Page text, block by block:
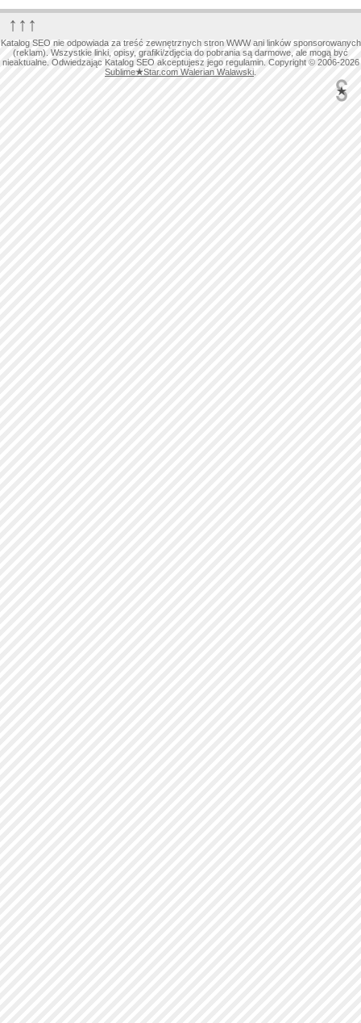
↑↑↑
Katalog SEO nie odpowiada za treść zewnętrznych stron WWW ani linków sponsorowanych
(reklam). Wszystkie linki, opisy, grafiki/zdjęcia do pobrania są darmowe, ale mogą być
nieaktualne. Odwiedzając Katalog SEO akceptujesz jego regulamin. Copyright © 2006-2026
Sublime★Star.com Walerian Walawski